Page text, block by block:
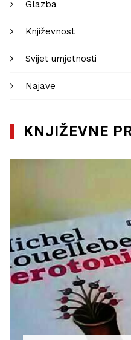
Glazba
Književnost
Svijet umjetnosti
Najave
KNJIŽEVNE